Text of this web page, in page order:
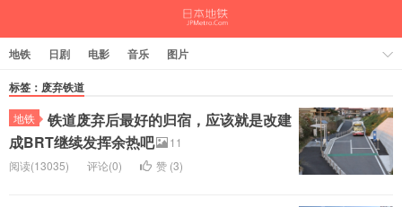
地铁 日剧 电影 音乐 图片
标签：废弃铁道
地铁
铁道废弃后最好的归宿，应该就是改建
成BRT继续发挥余热吧
11
阅读(13035)
评论(0) 赞 (3)